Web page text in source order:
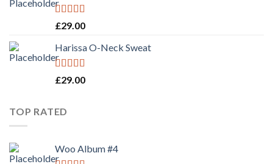
Rated
of 5
£29.00
Harissa O-Neck Sweat
Rated4.00
£29.00
TOP RATED
Woo Album #4